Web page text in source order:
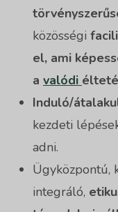
közösségi
el, ami
a valódi
Induló/
kezdeti
adni.
Ügyközpontú,
integráló,